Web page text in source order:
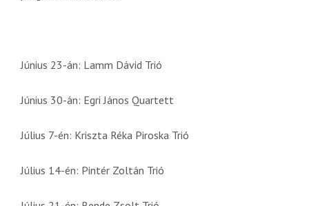
Június 23-án: Lamm Dávid Trió
Június 30-án: Egri János Quartett
Július 7-én: Kriszta Réka Piroska Trió
Július 14-én: Pintér Zoltán Trió